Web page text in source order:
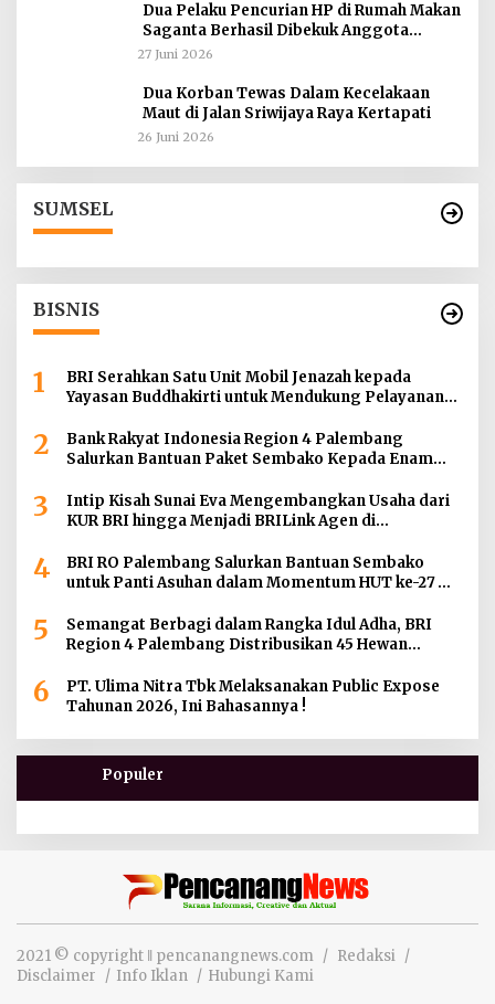
Dua Pelaku Pencurian HP di Rumah Makan
Saganta Berhasil Dibekuk Anggota
Polsekta SU II Palembang !!
27 Juni 2026
Dua Korban Tewas Dalam Kecelakaan
Maut di Jalan Sriwijaya Raya Kertapati
26 Juni 2026
SUMSEL
BISNIS
1
BRI Serahkan Satu Unit Mobil Jenazah kepada
Yayasan Buddhakirti untuk Mendukung Pelayanan
2
Bank Rakyat Indonesia Region 4 Palembang
Salurkan Bantuan Paket Sembako Kepada Enam
3
Intip Kisah Sunai Eva Mengembangkan Usaha dari
KUR BRI hingga Menjadi BRILink Agen di
4
BRI RO Palembang Salurkan Bantuan Sembako
untuk Panti Asuhan dalam Momentum HUT ke-27
5
Semangat Berbagi dalam Rangka Idul Adha, BRI
Region 4 Palembang Distribusikan 45 Hewan
Jambi dan Kepulauan Bangka
6
PT. Ulima Nitra Tbk Melaksanakan Public Expose
Tahunan 2026, Ini Bahasannya !
Populer
2021 © copyright ‖ pencanangnews.com
Redaksi
Disclaimer
Info Iklan Hubungi Kami